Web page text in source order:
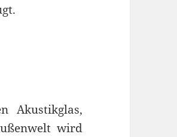
Akustikglas,
wird